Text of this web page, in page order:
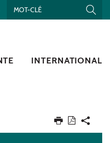
INTERNATIONAL